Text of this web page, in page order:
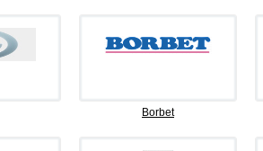
Borbet